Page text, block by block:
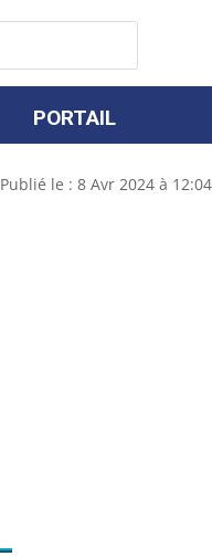
PORTAIL
Publié le : 8 Avr 2024 à 12:04